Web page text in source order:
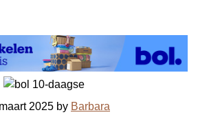
2025 by Barbara